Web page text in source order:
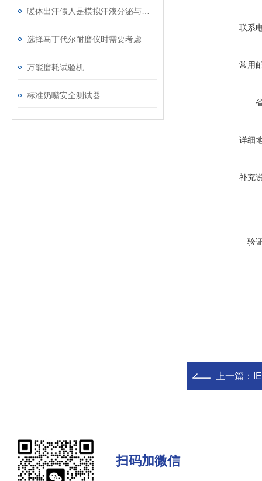
万能磨耗试验机
标准奶嘴安全测试器
联系
常用
详细
补充
验
上一篇：
扫码加微信